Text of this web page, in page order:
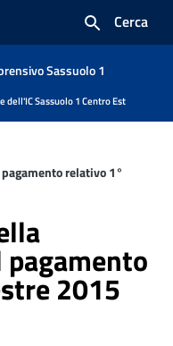
Cerca
Sassuolo 1
dell'IC Sassuolo 1 Centro Est
relativo 1°
2015